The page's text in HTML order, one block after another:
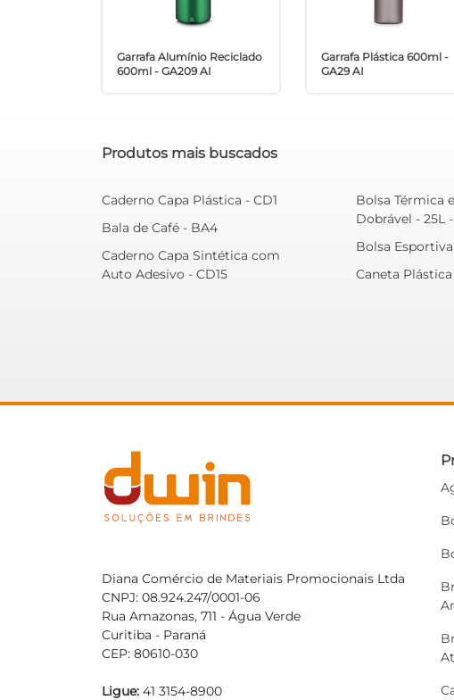
Garrafa Alumínio Reciclado
600ml - GA209 AI
Garrafa Plástica 600ml -
GA29 AI
Produtos mais buscados
Caderno Capa Plástica - CD1
Bala de Café - BA4
Caderno Capa Sintética com
Auto Adesivo - CD15
Bolsa Térmica
Dobrável - 25L
Bolsa
Caneta Plástica
Diana Comércio de Materiais Promocionais Ltda
CNPJ: 08.924.247/0001-06
Rua Amazonas, 711 - Água Verde
Curitiba - Paraná
CEP: 80610-030
Ligue: 41 3154-8900